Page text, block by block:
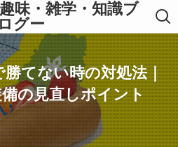
味・雑学・知識ブ
ログー
てない時の対処法｜
の見直しポイント